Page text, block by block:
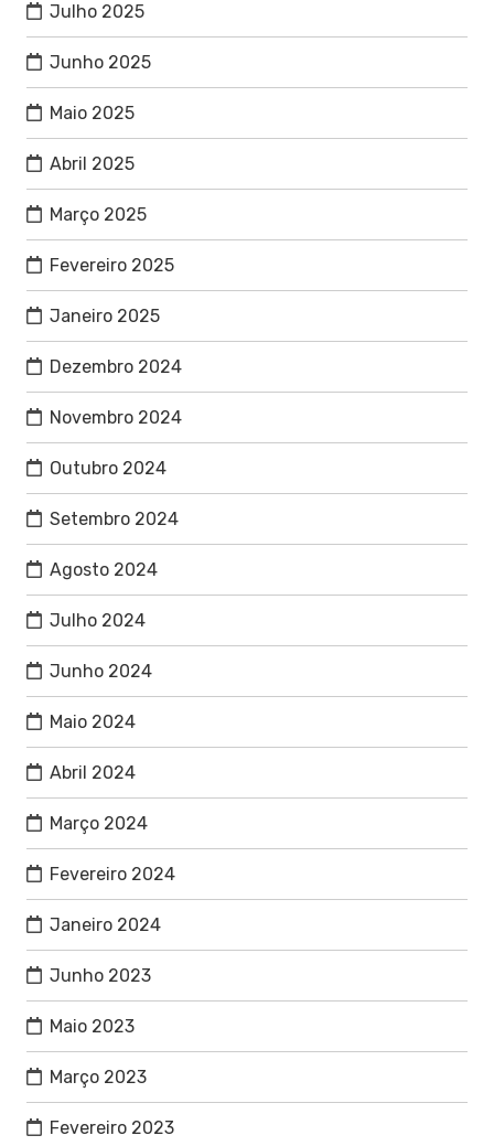
Julho 2025
Junho 2025
Maio 2025
Abril 2025
Março 2025
Fevereiro 2025
Janeiro 2025
Dezembro 2024
Novembro 2024
Outubro 2024
Setembro 2024
Agosto 2024
Julho 2024
Junho 2024
Maio 2024
Abril 2024
Março 2024
Fevereiro 2024
Janeiro 2024
Junho 2023
Maio 2023
Março 2023
Fevereiro 2023